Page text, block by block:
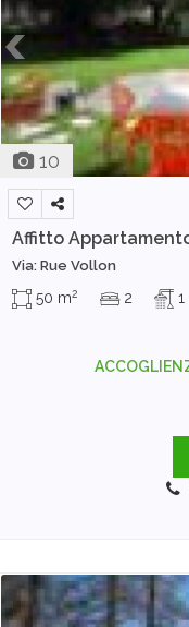
10
Affitto
Via: Rue Vollon
50 m2 2 1